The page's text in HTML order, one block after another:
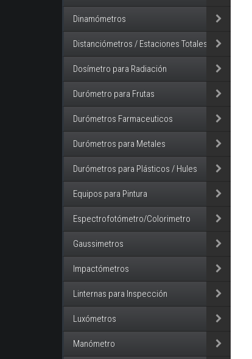
Dinamómetros
Distanciómetros / Estaciones Totales
Dosímetro para Radiación
Durómetro para Frutas
Durómetros Farmaceuticos
Durómetros para Metales
Durómetros para Plásticos / Hules
Equipos para Pintura
Espectrofotómetro/Colorimetro
Gaussimetros
Impactómetros
Linternas para Inspección
Luxómetros
Manómetro